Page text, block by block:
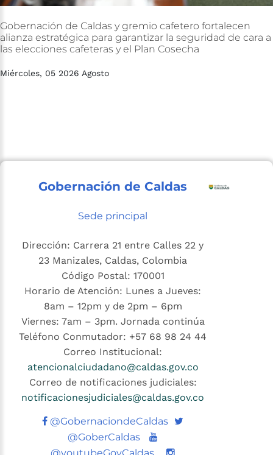
Gobernación de Caldas y gremio cafetero fortalecen
alianza estratégica para garantizar la seguridad de cara a
las elecciones cafeteras y el Plan Cosecha
Miércoles, 05 2026 Agosto
Gobernación de Caldas
Sede principal
Dirección: Carrera 21 entre Calles 22 y
23 Manizales, Caldas, Colombia
Código Postal: 170001
Horario de Atención: Lunes a Jueves:
8am – 12pm y de 2pm – 6pm
Viernes: 7am – 3pm. Jornada continúa
Teléfono Conmutador: +57 68 98 24 44
Correo Institucional:
atencionalciudadano@caldas.gov.co
Correo de notificaciones judiciales:
notificacionesjudiciales@caldas.gov.co
@GobernaciondeCaldas Twitter
@GoberCaldas
Youtube